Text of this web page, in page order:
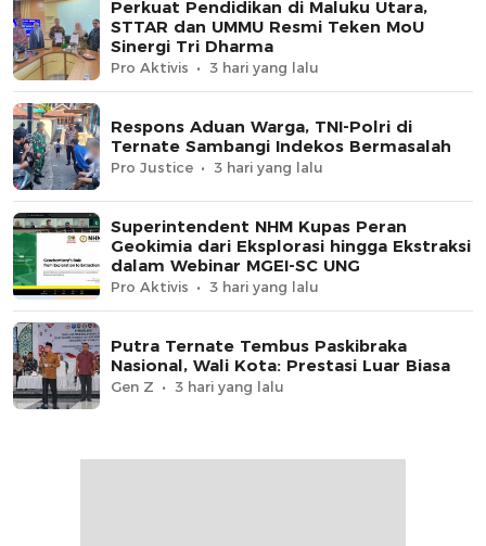
Perkuat Pendidikan di Maluku Utara,
STTAR dan UMMU Resmi Teken MoU
Sinergi Tri Dharma
Pro Aktivis 3 hari yang lalu
Respons Aduan Warga, TNI-Polri di
Ternate Sambangi Indekos Bermasalah
Pro Justice 3 hari yang lalu
Superintendent NHM Kupas Peran
Geokimia dari Eksplorasi hingga Ekstraksi
dalam Webinar MGEI-SC UNG
Pro Aktivis 3 hari yang lalu
Putra Ternate Tembus Paskibraka
Nasional, Wali Kota: Prestasi Luar Biasa
Gen Z 3 hari yang lalu